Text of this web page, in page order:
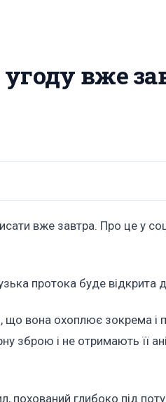
вже
вже завтра. Про це у
протока буде відкрита
вона охоплює зокрема і
зброю і не отримають її
похований глибоко під